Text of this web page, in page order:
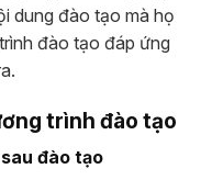
dung đào tạo mà họ
đào tạo đáp ứng
trình đào tạo
đào tạo